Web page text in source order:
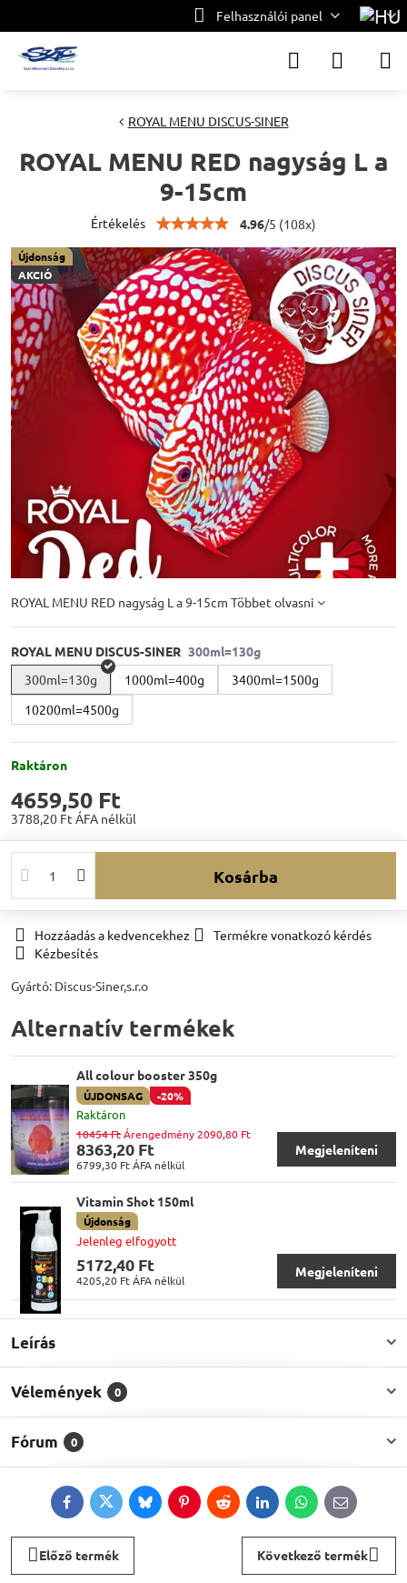
Felhasználói panel
Újdonság
AKCIÓ
ROYAL MENU DISCUS-SINER
ROYAL MENU RED nagyság L a
9-15cm
Értékelés 4.96/5 (108x)
ROYAL MENU RED nagyság L a 9-15cm Többet olvasni
ROYAL MENU DISCUS-SINER
300ml=130g
1000ml=400g
3400ml=1500g
10200ml=4500g
Raktáron
4659,50 Ft
3788,20 Ft ÁFA nélkül
Kosárba
Hozzáadás a kedvencekhez
Termékre vonatkozó kérdés
Kézbesítés
Gyártó: Discus-Siner,s.r.o
Leírás
Vélemények 0
Fórum 0
FacebookTwitterBlueskyPinterestRedditLinkedInWhatsApp
E-
mail
Előző termék Következő termék
Alternatív termékek
All colour booster 350g
ÚJDONSAG -20%
Raktáron
8363,20 Ft
6799,30 FtÁFA nélkül
10454 FtÁrengedmény 2090,80 Ft
Megjeleníteni
Vitamin Shot 150ml
Újdonság
Jelenleg elfogyott
5172,40 Ft
4205,20 FtÁFA nélkül
Megjeleníteni